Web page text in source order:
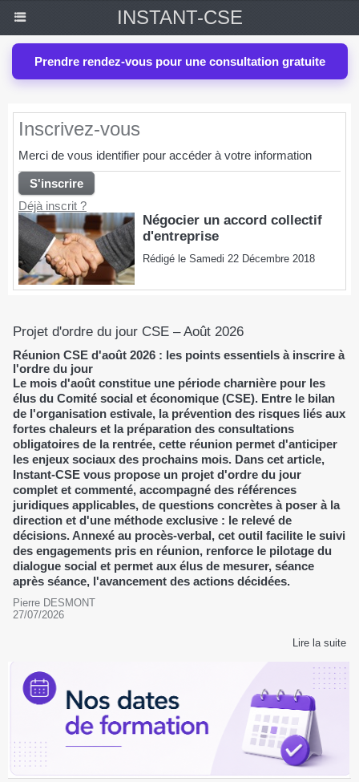
INSTANT-CSE
Prendre rendez-vous pour une consultation gratuite
Inscrivez-vous
Merci de vous identifier pour accéder à votre information
Déjà inscrit ?
Négocier un accord collectif
d'entreprise
Rédigé le Samedi 22 Décembre 2018
Projet d'ordre du jour CSE – Août 2026
Réunion CSE d'août 2026 : les points essentiels à inscrire à
l'ordre du jour
Le mois d'août constitue une période charnière pour les
élus du Comité social et économique (CSE). Entre le bilan
de l'organisation estivale, la prévention des risques liés aux
fortes chaleurs et la préparation des consultations
obligatoires de la rentrée, cette réunion permet d'anticiper
les enjeux sociaux des prochains mois. Dans cet article,
Instant-CSE vous propose un projet d'ordre du jour
complet et commenté, accompagné des références
juridiques applicables, de questions concrètes à poser à la
direction et d'une méthode exclusive : le relevé de
décisions. Annexé au procès-verbal, cet outil facilite le suivi
des engagements pris en réunion, renforce le pilotage du
dialogue social et permet aux élus de mesurer, séance
après séance, l'avancement des actions décidées.
Pierre DESMONT
27/07/2026
Lire la suite